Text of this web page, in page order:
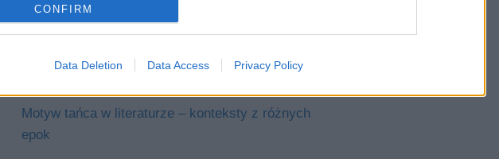
CONFIRM
Data Deletion Data Access Privacy Policy
Nudesy – co to znaczy?
Pytania jawne matura 2027 – opracowania i
Motyw tańca w literaturze – konteksty z różnych
epok